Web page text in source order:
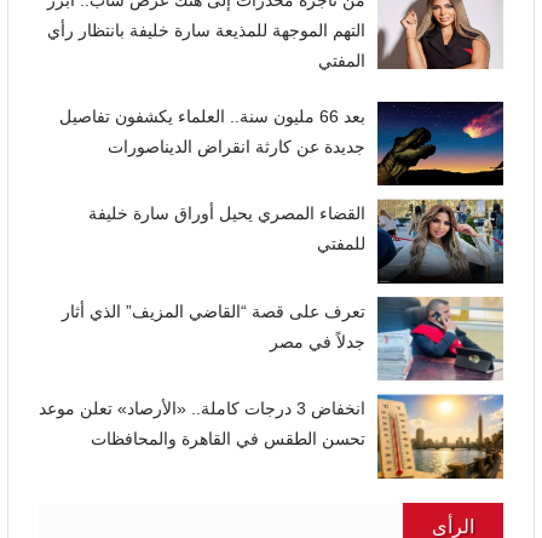
التهم الموجهة للمذيعة سارة خليفة بانتظار رأي
المفتي
بعد 66 مليون سنة.. العلماء يكشفون تفاصيل
جديدة عن كارثة انقراض الديناصورات
القضاء المصري يحيل أوراق سارة خليفة
للمفتي
تعرف على قصة “القاضي المزيف” الذي أثار
جدلاً في مصر
انخفاض 3 درجات كاملة.. «الأرصاد» تعلن موعد
تحسن الطقس في القاهرة والمحافظات
الرأى